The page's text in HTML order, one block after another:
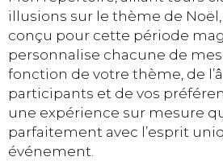
illusions sur le thème de
conçu pour cette période
personnalise chacune de
fonction de votre thème, de
participants et de vos
une expérience sur mesure
parfaitement avec l’esprit
événement.